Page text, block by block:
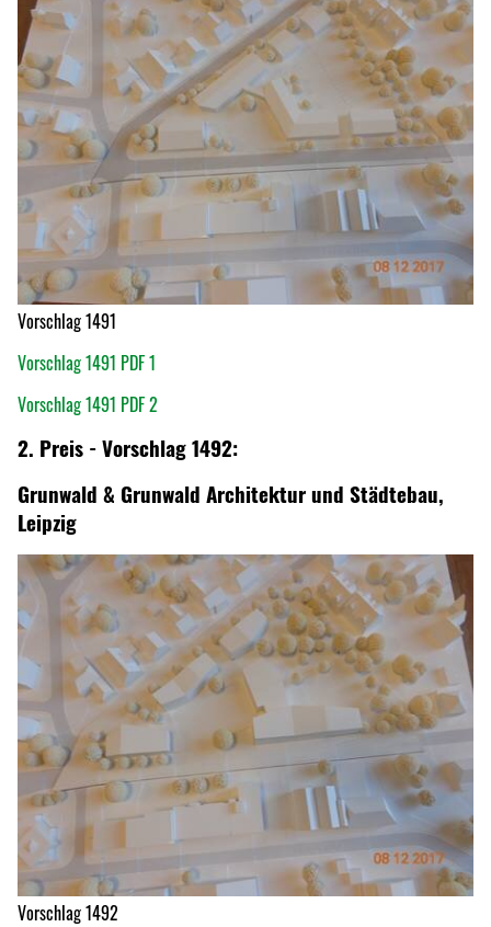
Vorschlag 1491
Vorschlag 1491 PDF 1
Vorschlag 1491 PDF 2
2. Preis - Vorschlag 1492:
Grunwald & Grunwald Architektur und Städtebau,
Leipzig
Vorschlag 1492